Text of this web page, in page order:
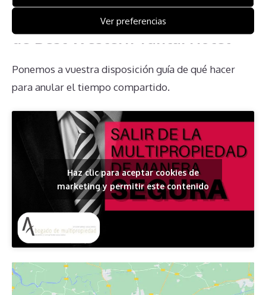
Ver preferencias
Descarga la Guía para Afectados
de Best Western Yantai Hotel
Ponemos a vuestra disposición guía de qué hacer
para anular el tiempo compartido.
Haz clic para aceptar cookies de
marketing y permitir este contenido